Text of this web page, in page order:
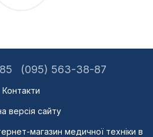
(095) 563-38-87
Контакти
версія сайту
магазин медичної техніки в